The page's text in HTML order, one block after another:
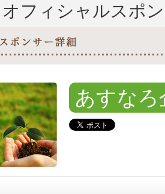
フィシャルスポ
あすなろ